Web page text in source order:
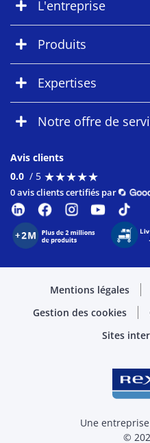
L'entreprise
Produits
Expertises
Notre offre de
Avis clients
0.0 / 5 ★★★★★
★★★★★
0 avis clients certifiés par
Mentions légales
Gestion des cookies
Sites
Une
©